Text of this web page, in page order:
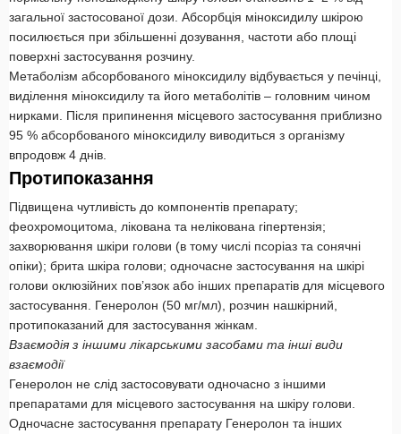
загальної застосованої дози. Абсорбція міноксидилу шкірою
посилюється при збільшенні дозування, частоти або площі
поверхні застосування розчину.
Метаболізм абсорбованого міноксидилу відбувається у печінці,
виділення міноксидилу та його метаболітів – головним чином
нирками. Після припинення місцевого застосування приблизно
95 % абсорбованого міноксидилу виводиться з організму
впродовж 4 днів.
Протипоказання
Підвищена чутливість до компонентів препарату;
феохромоцитома, лікована та нелікована гіпертензія;
захворювання шкіри голови (в тому числі псоріаз та сонячні
опіки); брита шкіра голови; одночасне застосування на шкірі
голови оклюзійних пов’язок або інших препаратів для місцевого
застосування. Генеролон (50 мг/мл), розчин нашкірний,
протипоказаний для застосування жінкам.
Взаємодія з іншими лікарськими засобами та інші види
взаємодії
Генеролон не слід застосовувати одночасно з іншими
препаратами для місцевого застосування на шкіру голови.
Одночасне застосування препарату Генеролон та інших